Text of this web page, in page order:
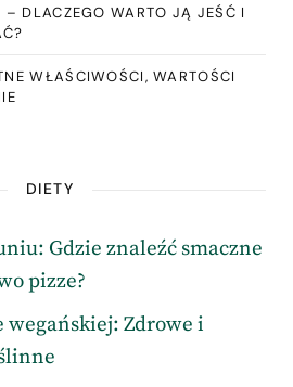
DLACZEGO WARTO JĄ JEŚĆ I
WŁAŚCIWOŚCI, WARTOŚCI
DIETY
Gdzie znaleźć smaczne
pizze?
wegańskiej: Zdrowe i